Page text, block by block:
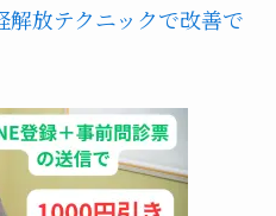
放テクニックで改善で